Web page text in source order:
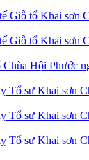
Giỗ tổ Khai sơn
Giỗ tổ Khai sơn
Hội Phước
Tổ sư Khai sơn
Tổ sư Khai sơn
Tổ sư Khai sơn